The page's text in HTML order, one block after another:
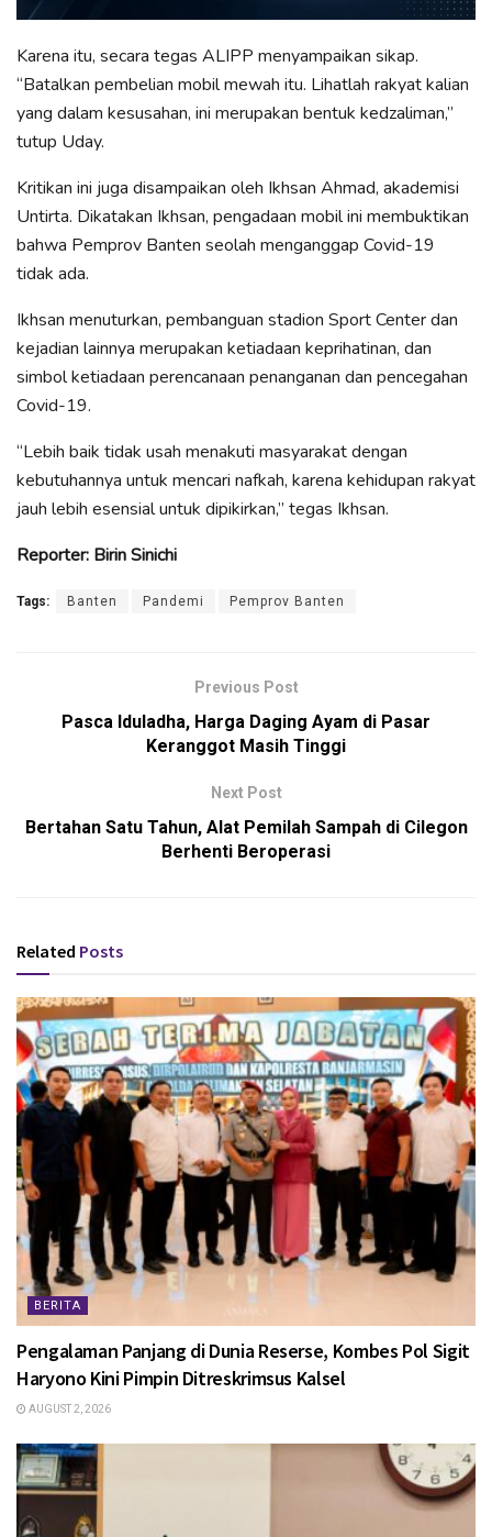
Karena itu, secara tegas ALIPP menyampaikan sikap.
“Batalkan pembelian mobil mewah itu. Lihatlah rakyat kalian
yang dalam kesusahan, ini merupakan bentuk kedzaliman,”
tutup Uday.
Kritikan ini juga disampaikan oleh Ikhsan Ahmad, akademisi
Untirta. Dikatakan Ikhsan, pengadaan mobil ini membuktikan
bahwa Pemprov Banten seolah menganggap Covid-19
tidak ada.
Ikhsan menuturkan, pembanguan stadion Sport Center dan
kejadian lainnya merupakan ketiadaan keprihatinan, dan
simbol ketiadaan perencanaan penanganan dan pencegahan
Covid-19.
“Lebih baik tidak usah menakuti masyarakat dengan
kebutuhannya untuk mencari nafkah, karena kehidupan rakyat
jauh lebih esensial untuk dipikirkan,” tegas Ikhsan.
Reporter: Birin Sinichi
Tags: Banten Pandemi Pemprov Banten
Previous Post
Pasca Iduladha, Harga Daging Ayam di Pasar
Keranggot Masih Tinggi
Next Post
Bertahan Satu Tahun, Alat Pemilah Sampah di Cilegon
Berhenti Beroperasi
Related Posts
BERITA
Pengalaman Panjang di Dunia Reserse, Kombes Pol Sigit
Haryono Kini Pimpin Ditreskrimsus Kalsel
AUGUST 2, 2026